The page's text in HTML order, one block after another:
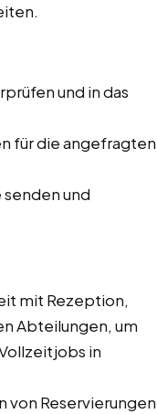
und in das
für die angefragten
und
mit Rezeption,
Abteilungen, um
in
von Reservierungen